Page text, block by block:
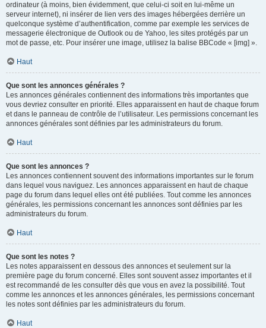
ordinateur (à moins, bien évidemment, que celui-ci soit en lui-même un
serveur internet), ni insérer de lien vers des images hébergées derrière un
quelconque système d’authentification, comme par exemple les services de
messagerie électronique de Outlook ou de Yahoo, les sites protégés par un
mot de passe, etc. Pour insérer une image, utilisez la balise BBCode « [img] ».
Haut
Que sont les annonces générales ?
Les annonces générales contiennent des informations très importantes que
vous devriez consulter en priorité. Elles apparaissent en haut de chaque forum
et dans le panneau de contrôle de l’utilisateur. Les permissions concernant les
annonces générales sont définies par les administrateurs du forum.
Haut
Que sont les annonces ?
Les annonces contiennent souvent des informations importantes sur le forum
dans lequel vous naviguez. Les annonces apparaissent en haut de chaque
page du forum dans lequel elles ont été publiées. Tout comme les annonces
générales, les permissions concernant les annonces sont définies par les
administrateurs du forum.
Haut
Que sont les notes ?
Les notes apparaissent en dessous des annonces et seulement sur la
première page du forum concerné. Elles sont souvent assez importantes et il
est recommandé de les consulter dès que vous en avez la possibilité. Tout
comme les annonces et les annonces générales, les permissions concernant
les notes sont définies par les administrateurs du forum.
Haut